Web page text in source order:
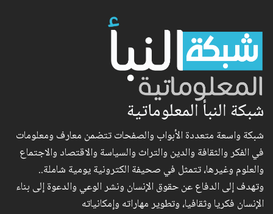
شبكة النبأ المعلوماتية
شبكة واسعة متعددة الأبواب والصفحات تتضمن معارف ومعلومات
في الفكر والثقافة والدين والتراث والسياسة والاقتصاد والاجتماع
والعلوم وغيرها، تتمثل في صحيفة الكترونية يومية شاملة..
وتهدف إلى الدفاع عن حقوق الإنسان ونشر الوعي والدعوة إلى بناء
الإنسان فكريا وثقافيا، وتطوير مهاراته وإمكانياته